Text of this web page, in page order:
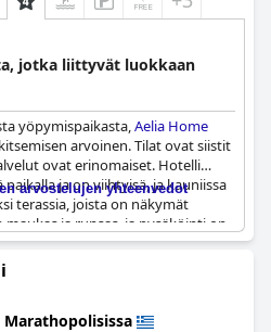
jotka liittyvät luokkaan
yöpymispaikasta,Aelia Home
arvoinen. Tilat ovat siistit
ovat erinomaiset. Hotelli
ja on viihtyisä, ja kauniissa
terassia, joista on näkymät
ja runsas, ja pysäköinti on
ja tekevät kaikkensa
jopa wifin kanssa. Tunnelma on
paikan road tripille
olla vaarallisen pimeä yöllä
sijainti on poikkeuksellisen
arvostelujen yhteenvedot
Marathopolisissa